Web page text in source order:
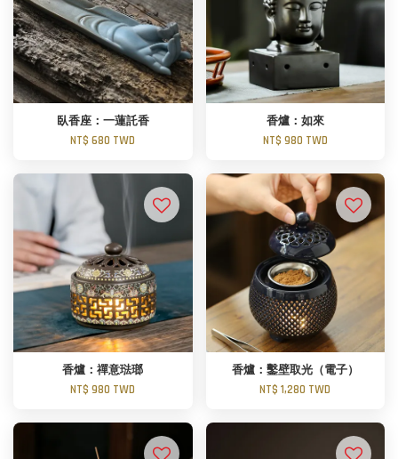
臥香座：一蓮託香
NT$ 680 TWD
香爐：如來
NT$ 980 TWD
香爐：禪意琺瑯
NT$ 980 TWD
香爐：鑿壁取光（電子）
NT$ 1,280 TWD